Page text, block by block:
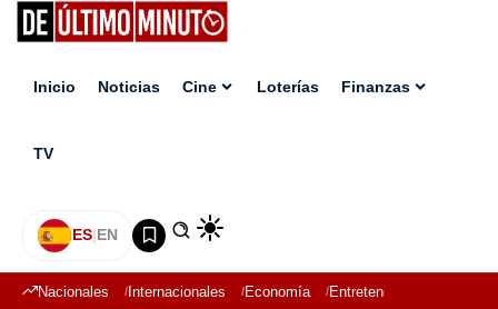
Inicio Noticias Cine Loterías Finanzas
TV
ES|EN
Nacionales Internacionales Economía Entretenimiento